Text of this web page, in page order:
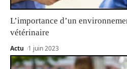
L’importance d’un
vétérinaire
Actu 1 juin 2023